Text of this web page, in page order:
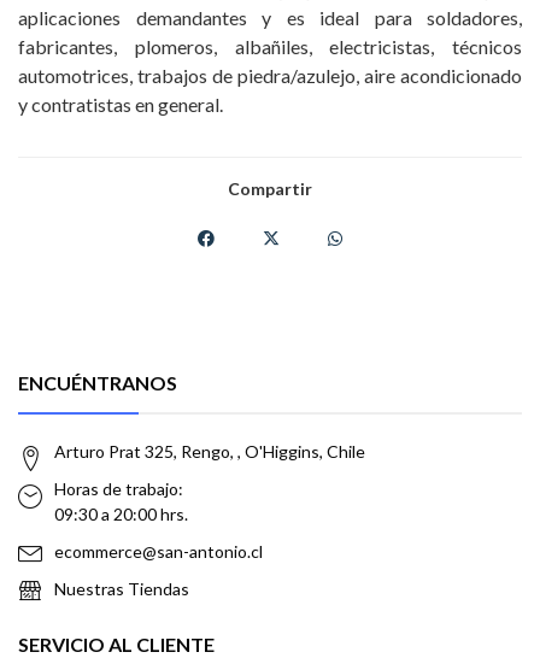
aplicaciones demandantes y es ideal para soldadores,
fabricantes, plomeros, albañiles, electricistas, técnicos
automotrices, trabajos de piedra/azulejo, aire acondicionado
y contratistas en general.
Compartir
ENCUÉNTRANOS
Arturo Prat 325, Rengo, , O'Higgins, Chile
Horas de trabajo:
09:30 a 20:00 hrs.
ecommerce@san-antonio.cl
Nuestras Tiendas
SERVICIO AL CLIENTE